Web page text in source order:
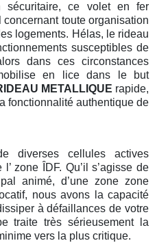
sécuritaire, ce volet en fer
toute organisation
logements. Hélas, le rideau
susceptibles de
dans ces circonstances
en lice dans le but
METALLIQUE rapide,
fonctionnalité authentique de
diverses cellules actives
zone ÎDF. Qu’il s’agisse de
animé, d’une zone zone
nous avons la capacité
à défaillances de votre
traite très sérieusement la
vers la plus critique.